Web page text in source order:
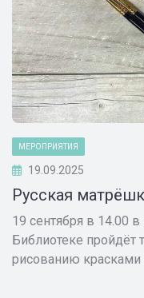
МЕРОПРИЯТИЯ
19.09.2025
Русская
19 сентября в 14.00
Библиотеке пройдёт
рисованию красками